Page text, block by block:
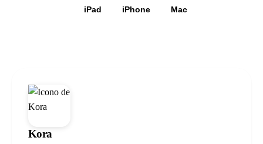
iPad iPhone Mac
Kora